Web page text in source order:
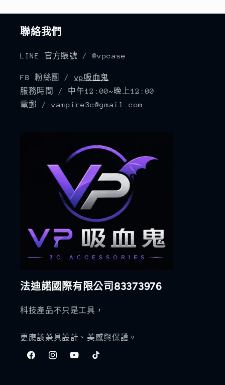
聯絡我們
LINE 官方賬號 / @vpcase
FB 粉絲團 / vp吸血鬼
服務時間 / 中午12:00~晚上12:00
電郵 / vampire3c@gmail.com
法迪諾國際有限公司83373976
科技產品不只是工具，
更應該兼具設計、美感與保護。
FacebookInstagramYouTubeTikTok